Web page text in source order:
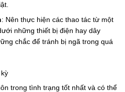
: Nên thực hiện các thao tác từ một
những thiết bị điện hay dây
chắc để tránh bị ngã trong quá
trong tình trạng tốt nhất và có thể